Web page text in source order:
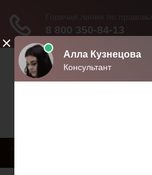
Права россиян